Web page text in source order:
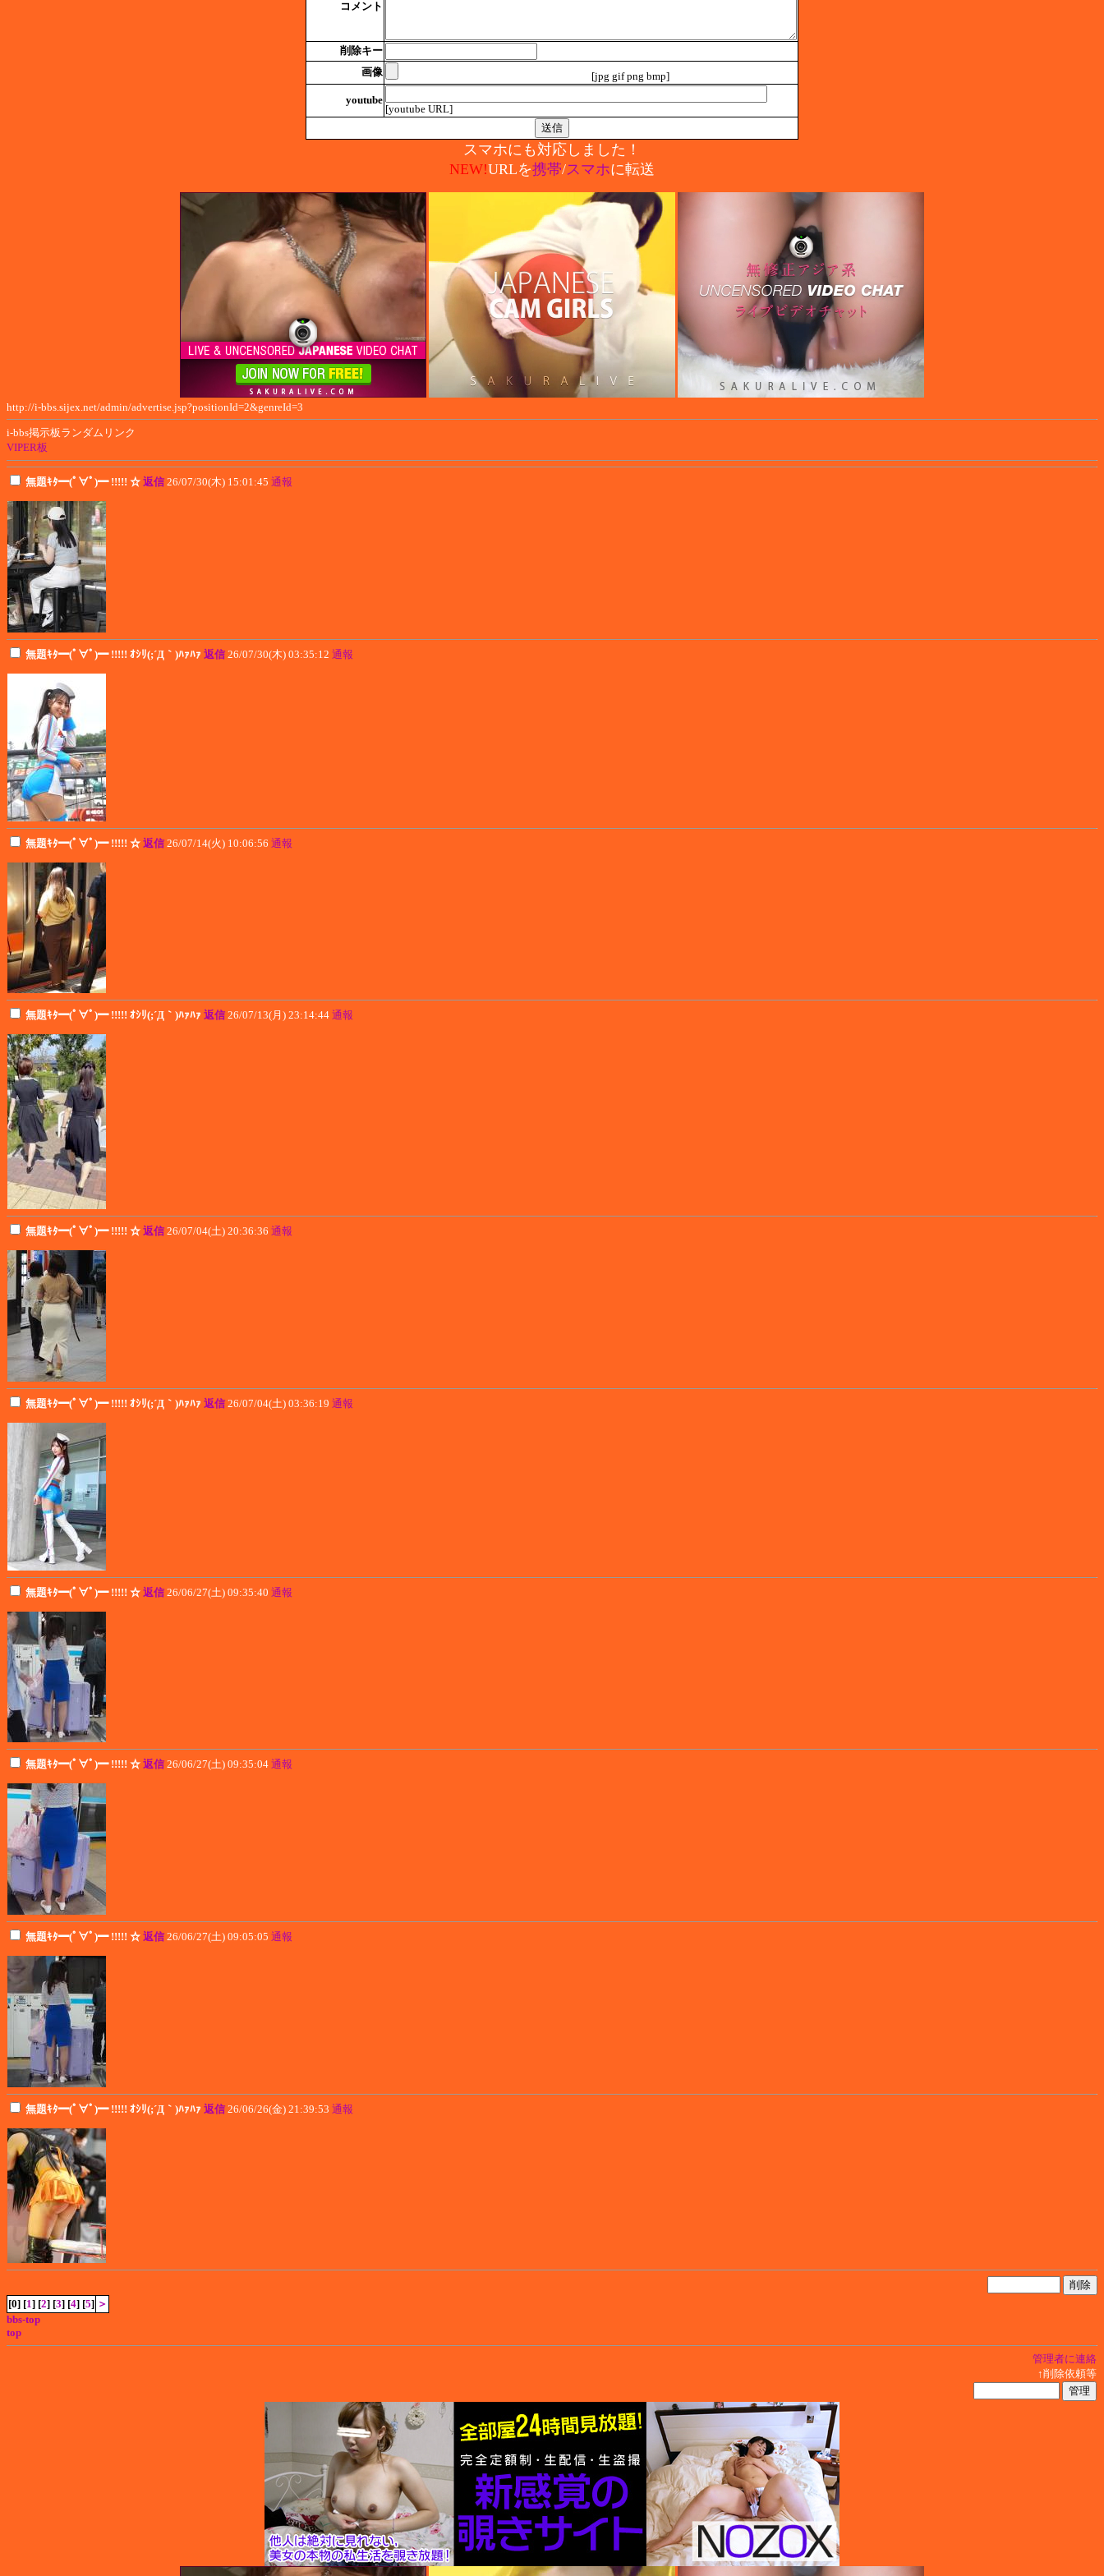
コメント
削除キー
画像
[jpg gif png bmp]
youtube
[youtube URL]
スマホにも対応しました！
NEW!URLを携帯/スマホに転送
http://i-bbs.sijex.net/admin/advertise.jsp?positionId=2&genreId=3
i-bbs掲示板ランダムリンク
VIPER板
無題ｷﾀ━(ﾟ∀ﾟ)━ !!!!! ☆ 返信 26/07/30(木) 15:01:45 通報
無題ｷﾀ━(ﾟ∀ﾟ)━ !!!!! ｵｼﾘ(;´Д｀)ﾊｧﾊｧ 返信 26/07/30(木) 03:35:12 通報
無題ｷﾀ━(ﾟ∀ﾟ)━ !!!!! ☆ 返信 26/07/14(火) 10:06:56 通報
無題ｷﾀ━(ﾟ∀ﾟ)━ !!!!! ｵｼﾘ(;´Д｀)ﾊｧﾊｧ 返信 26/07/13(月) 23:14:44 通報
無題ｷﾀ━(ﾟ∀ﾟ)━ !!!!! ☆ 返信 26/07/04(土) 20:36:36 通報
無題ｷﾀ━(ﾟ∀ﾟ)━ !!!!! ｵｼﾘ(;´Д｀)ﾊｧﾊｧ 返信 26/07/04(土) 03:36:19 通報
無題ｷﾀ━(ﾟ∀ﾟ)━ !!!!! ☆ 返信 26/06/27(土) 09:35:40 通報
無題ｷﾀ━(ﾟ∀ﾟ)━ !!!!! ☆ 返信 26/06/27(土) 09:35:04 通報
無題ｷﾀ━(ﾟ∀ﾟ)━ !!!!! ☆ 返信 26/06/27(土) 09:05:05 通報
無題ｷﾀ━(ﾟ∀ﾟ)━ !!!!! ｵｼﾘ(;´Д｀)ﾊｧﾊｧ 返信 26/06/26(金) 21:39:53 通報
[0] [1] [2] [3] [4] [5] ＞
bbs-top
top
管理者に連絡
↑削除依頼等